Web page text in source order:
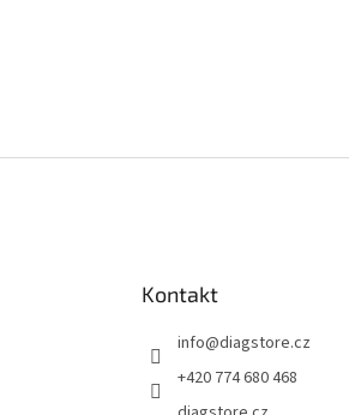
Kontakt
info@diagstore.cz
+420 774 680 468